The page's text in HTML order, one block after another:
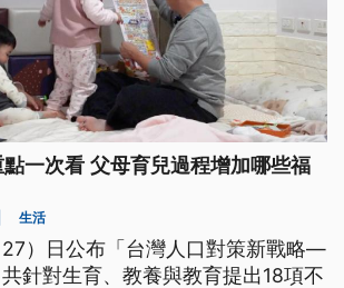
一次看 父母育兒過程增加哪些福
生活
）日公布「台灣人口對策新戰略—
針對生育、教養與教育提出18項不